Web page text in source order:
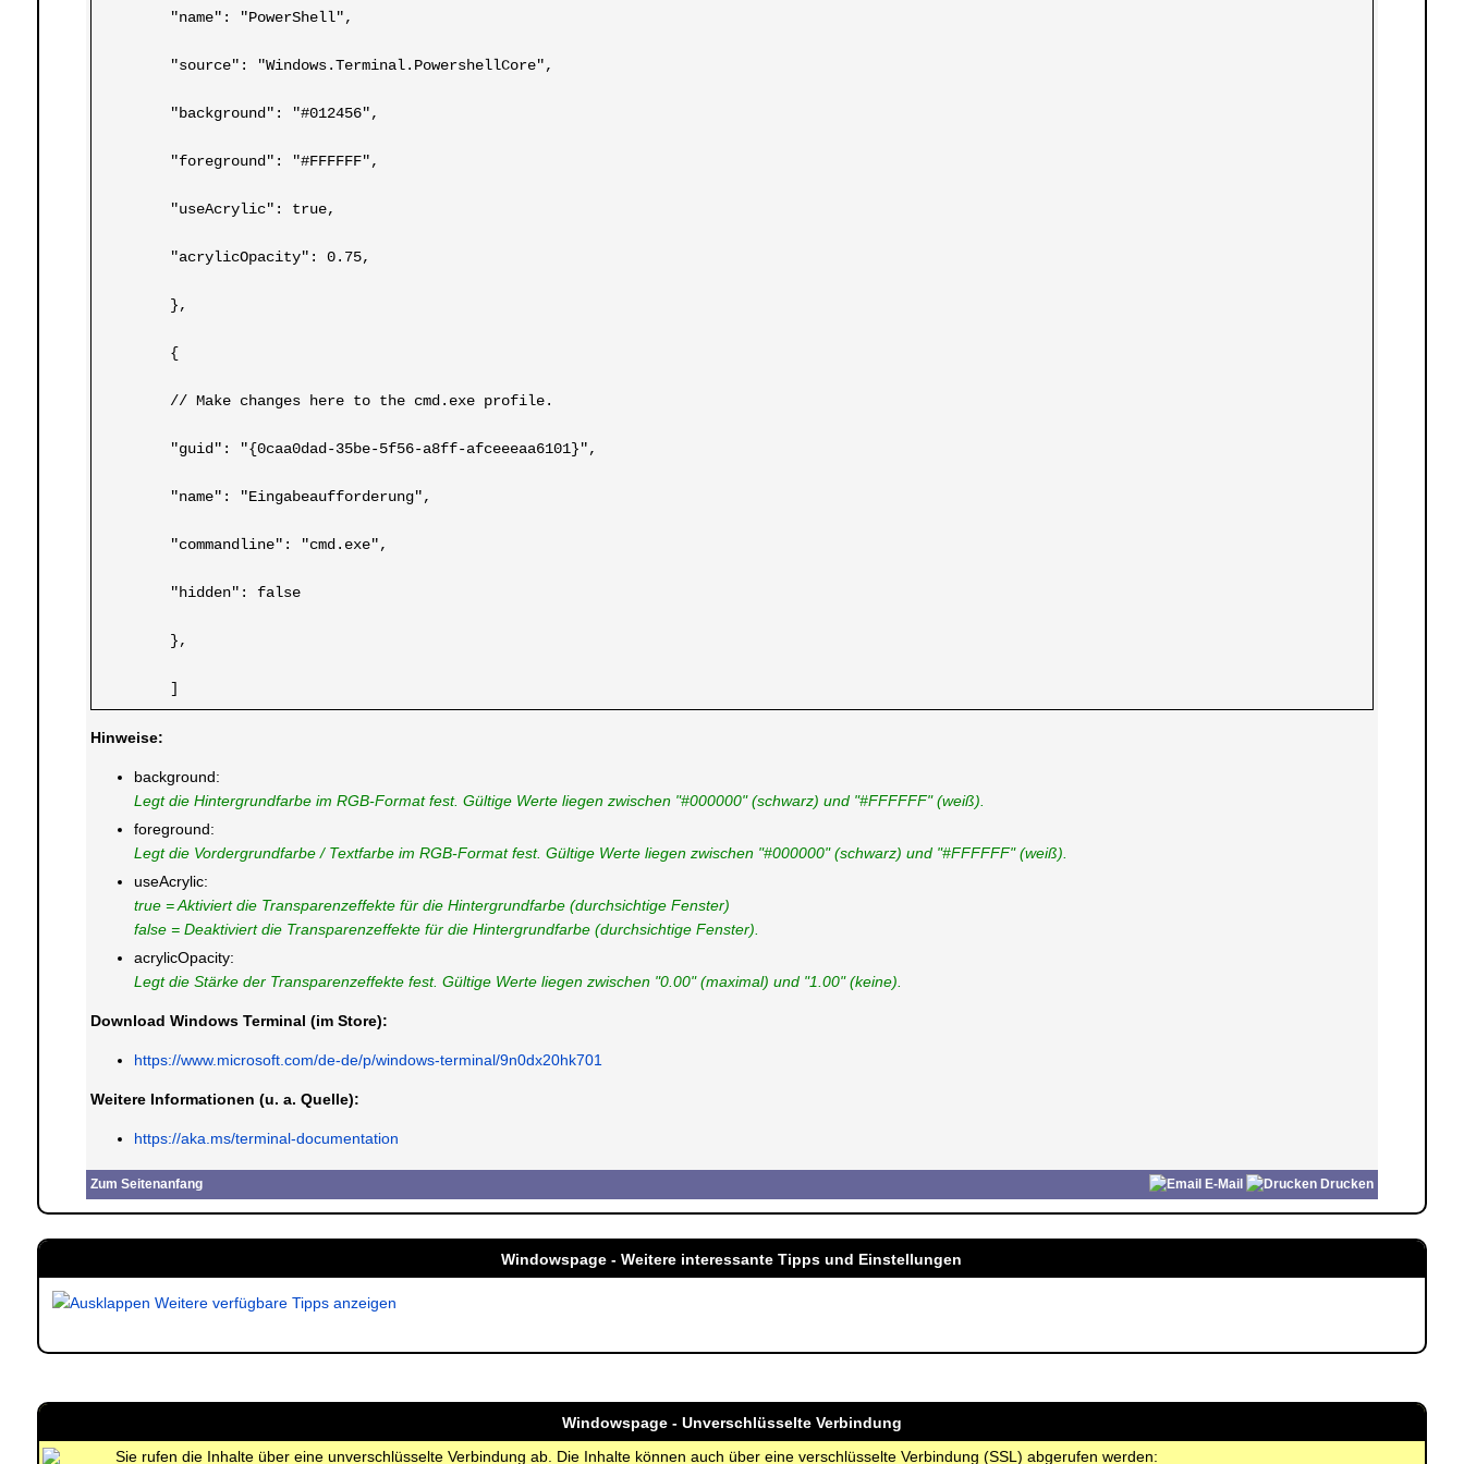
	"name": "PowerShell",
	"source": "Windows.Terminal.PowershellCore",
	"background": "#012456",
	"foreground": "#FFFFFF",
	"useAcrylic": true,
	"acrylicOpacity": 0.75,
	},
	{
	// Make changes here to the cmd.exe profile.
	"guid": "{0caa0dad-35be-5f56-a8ff-afceeeaa6101}",
	"name": "Eingabeaufforderung",
	"commandline": "cmd.exe",
	"hidden": false
	},
	]
Hinweise:
background:
Legt die Hintergrundfarbe im RGB-Format fest. Gültige Werte liegen zwischen "#000000" (schwarz) und "#FFFFFF" (weiß).
foreground:
Legt die Vordergrundfarbe / Textfarbe im RGB-Format fest. Gültige Werte liegen zwischen "#000000" (schwarz) und "#FFFFFF" (weiß).
useAcrylic:
true = Aktiviert die Transparenzeffekte für die Hintergrundfarbe (durchsichtige Fenster)
false = Deaktiviert die Transparenzeffekte für die Hintergrundfarbe (durchsichtige Fenster).
acrylicOpacity:
Legt die Stärke der Transparenzeffekte fest. Gültige Werte liegen zwischen "0.00" (maximal) und "1.00" (keine).
Download Windows Terminal (im Store):
https://www.microsoft.com/de-de/p/windows-terminal/9n0dx20hk701
Weitere Informationen (u. a. Quelle):
https://aka.ms/terminal-documentation
Zum Seitenanfang E-Mail Drucken
Windowspage - Weitere interessante Tipps und Einstellungen
Weitere verfügbare Tipps anzeigen
Windowspage - Unverschlüsselte Verbindung
Sie rufen die Inhalte über eine unverschlüsselte Verbindung ab. Die Inhalte können auch über eine verschlüsselte Verbindung (SSL) abgerufen werden: